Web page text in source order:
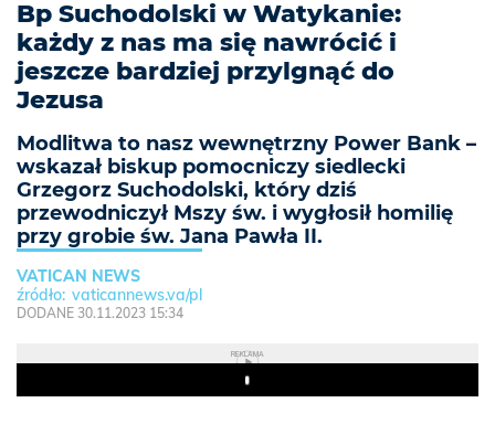
Bp Suchodolski w Watykanie:
każdy z nas ma się nawrócić i
jeszcze bardziej przylgnąć do
Jezusa
Modlitwa to nasz wewnętrzny Power Bank –
wskazał biskup pomocniczy siedlecki
Grzegorz Suchodolski, który dziś
przewodniczył Mszy św. i wygłosił homilię
przy grobie św. Jana Pawła II.
VATICAN NEWS
vaticannews.va/pl
DODANE 30.11.2023 15:34
REKLAMA
Play